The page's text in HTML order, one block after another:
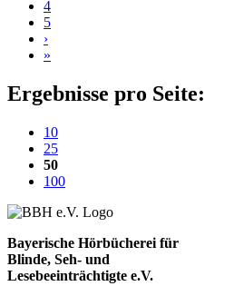
4
5
›
»
Ergebnisse pro Seite:
10
25
50(aktuelle Einstellung)
100
Bayerische Hörbücherei für
Blinde, Seh- und
Lesebeeinträchtigte e.V.